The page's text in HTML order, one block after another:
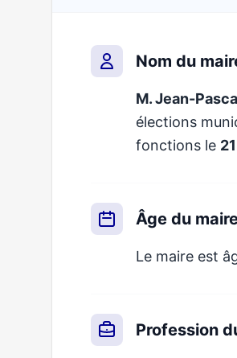
Nom du
M. Jean-
élections
fonctions le
Âge du
Le maire est
Profession